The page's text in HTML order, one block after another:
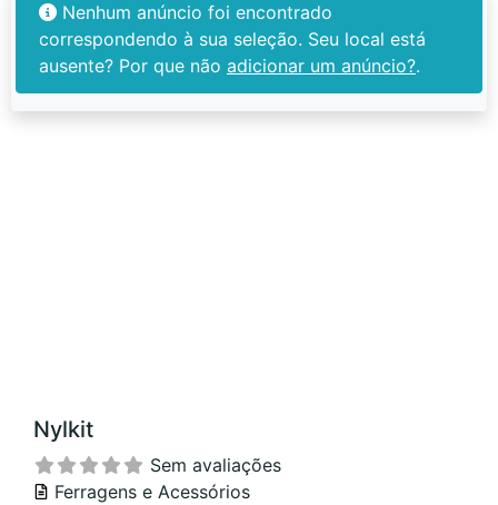
Nenhum anúncio foi encontrado
correspondendo à sua seleção. Seu local está
ausente? Por que não adicionar um anúncio?.
Nylkit
Sem avaliações
Ferragens e Acessórios